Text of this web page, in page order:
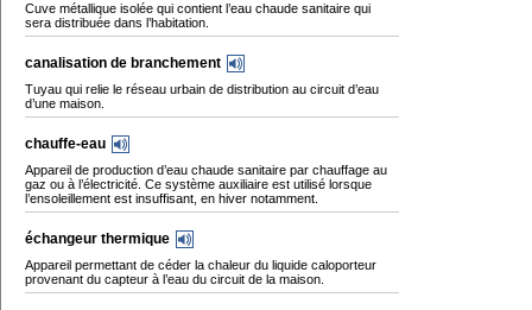
Cuve métallique isolée qui contient l’eau chaude sanitaire qui
sera distribuée dans l’habitation.
canalisation de branchement
Tuyau qui relie le réseau urbain de distribution au circuit d’eau
d’une maison.
chauffe-eau
Appareil de production d’eau chaude sanitaire par chauffage au
gaz ou à l’électricité. Ce système auxiliaire est utilisé lorsque
l’ensoleillement est insuffisant, en hiver notamment.
échangeur thermique
Appareil permettant de céder la chaleur du liquide caloporteur
provenant du capteur à l’eau du circuit de la maison.